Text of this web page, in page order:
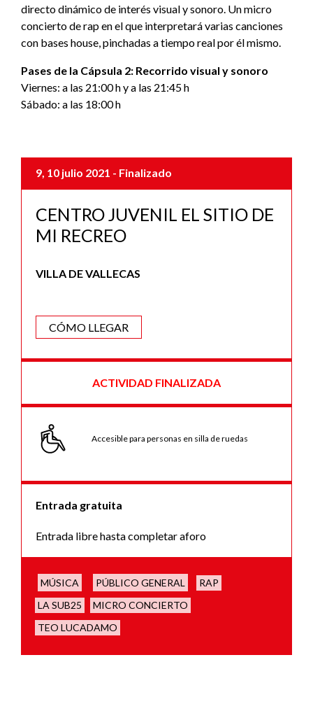
directo dinámico de interés visual y sonoro. Un micro
concierto de rap en el que interpretará varias canciones
con bases house, pinchadas a tiempo real por él mismo.
Pases de la Cápsula 2: Recorrido visual y sonoro
Viernes: a las 21:00 h y a las 21:45 h
Sábado: a las 18:00 h
9, 10 julio 2021 - Finalizado
CENTRO JUVENIL EL SITIO DE
MI RECREO
VILLA DE VALLECAS
CÓMO LLEGAR
ACTIVIDAD FINALIZADA
Accesible para personas en silla de ruedas
Entrada gratuita
Entrada libre hasta completar aforo
MÚSICA PÚBLICO GENERAL
RAP
LA SUB25
MICRO CONCIERTO
TEO LUCADAMO